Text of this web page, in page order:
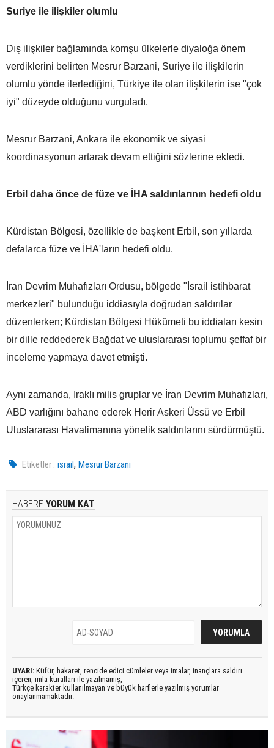
Suriye ile ilişkiler olumlu
Dış ilişkiler bağlamında komşu ülkelerle diyaloğa önem
verdiklerini belirten Mesrur Barzani, Suriye ile ilişkilerin
olumlu yönde ilerlediğini, Türkiye ile olan ilişkilerin ise "çok
iyi" düzeyde olduğunu vurguladı.
Mesrur Barzani, Ankara ile ekonomik ve siyasi
koordinasyonun artarak devam ettiğini sözlerine ekledi.
Erbil daha önce de füze ve İHA saldırılarının hedefi oldu
Kürdistan Bölgesi, özellikle de başkent Erbil, son yıllarda
defalarca füze ve İHA'ların hedefi oldu.
İran Devrim Muhafızları Ordusu, bölgede "İsrail istihbarat
merkezleri" bulunduğu iddiasıyla doğrudan saldırılar
düzenlerken; Kürdistan Bölgesi Hükümeti bu iddiaları kesin
bir dille reddederek Bağdat ve uluslararası toplumu şeffaf bir
inceleme yapmaya davet etmişti.
Aynı zamanda, Iraklı milis gruplar ve İran Devrim Muhafızları,
ABD varlığını bahane ederek Herir Askeri Üssü ve Erbil
Uluslararası Havalimanına yönelik saldırılarını sürdürmüştü.
Etiketler : israil,Mesrur Barzani
HABERE YORUM KAT
UYARI: Küfür, hakaret, rencide edici cümleler veya imalar, inançlara saldırı
içeren, imla kuralları ile yazılmamış,
Türkçe karakter kullanılmayan ve büyük harflerle yazılmış yorumlar
onaylanmamaktadır.